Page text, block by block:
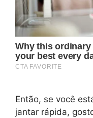
Então, se você
jantar rápida,